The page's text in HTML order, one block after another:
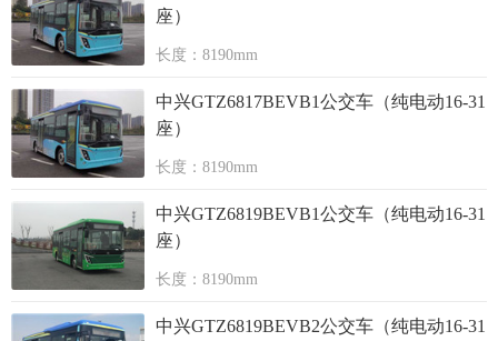
座）
长度：8190mm
中兴GTZ6817BEVB1公交车（纯电动16-31
座）
长度：8190mm
中兴GTZ6819BEVB1公交车（纯电动16-31
座）
长度：8190mm
中兴GTZ6819BEVB2公交车（纯电动16-31